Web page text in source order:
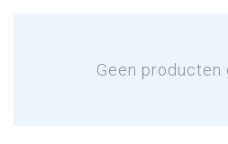
Geen producten